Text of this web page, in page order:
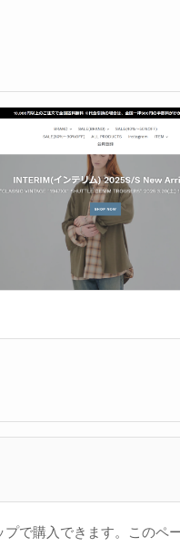
で購入できます。このペ